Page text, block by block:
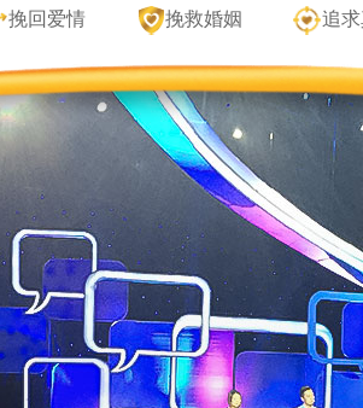
挽回爱情 挽救婚姻 追